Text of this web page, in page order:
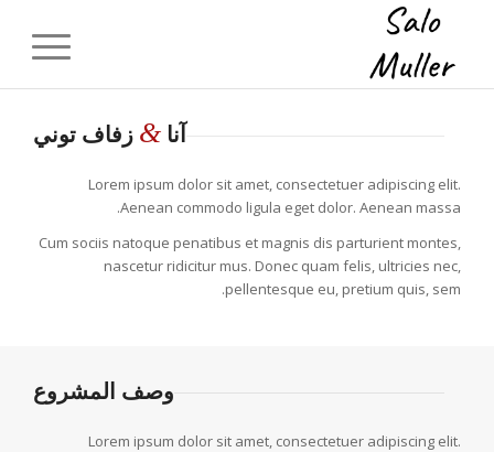
آنا & زفاف توني
Lorem ipsum dolor sit amet, consectetuer adipiscing elit.
Aenean commodo ligula eget dolor. Aenean massa.
Cum sociis natoque penatibus et magnis dis parturient montes,
nascetur ridicitur mus. Donec quam felis, ultricies nec,
pellentesque eu, pretium quis, sem.
وصف المشروع
Lorem ipsum dolor sit amet, consectetuer adipiscing elit.